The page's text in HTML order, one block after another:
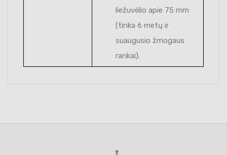
liežuvėlio apie 75 mm
(tinka 6 metų ir
suaugusio žmogaus
rankai).